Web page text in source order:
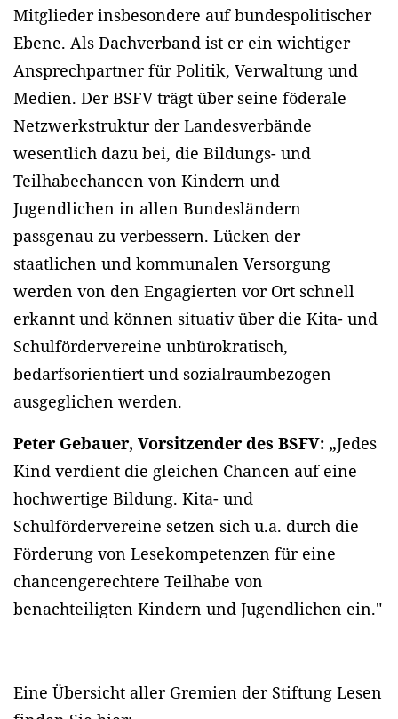
Mitglieder insbesondere auf bundespolitischer
Ebene. Als Dachverband ist er ein wichtiger
Ansprechpartner für Politik, Verwaltung und
Medien. Der BSFV trägt über seine föderale
Netzwerkstruktur der Landesverbände
wesentlich dazu bei, die Bildungs- und
Teilhabechancen von Kindern und
Jugendlichen in allen Bundesländern
passgenau zu verbessern. Lücken der
staatlichen und kommunalen Versorgung
werden von den Engagierten vor Ort schnell
erkannt und können situativ über die Kita- und
Schulfördervereine unbürokratisch,
bedarfsorientiert und sozialraumbezogen
ausgeglichen werden.
Peter Gebauer, Vorsitzender des BSFV: „Jedes
Kind verdient die gleichen Chancen auf eine
hochwertige Bildung. Kita- und
Schulfördervereine setzen sich u.a. durch die
Förderung von Lesekompetenzen für eine
chancengerechtere Teilhabe von
benachteiligten Kindern und Jugendlichen ein."
Eine Übersicht aller Gremien der Stiftung Lesen